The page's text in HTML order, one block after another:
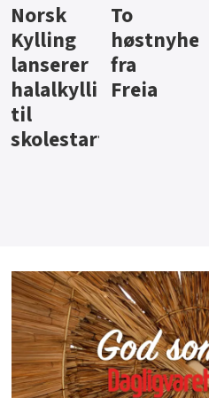
Knalltall
for Açai
Bowl
Aass vil
bli
førstevalg
i lite-